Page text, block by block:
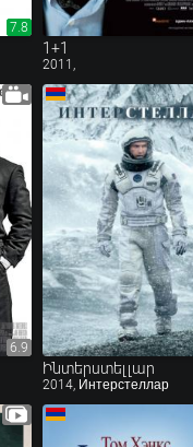
7.8
7.8
1+1
2011,
6.9
6.9
Ինտերստելլար
2014, Интерстеллар